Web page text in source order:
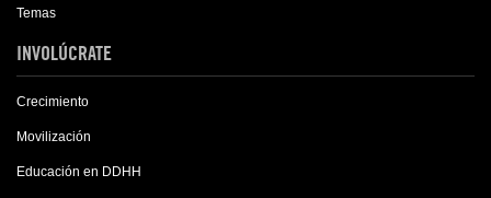
Temas
INVOLÚCRATE
Crecimiento
Movilización
Educación en DDHH